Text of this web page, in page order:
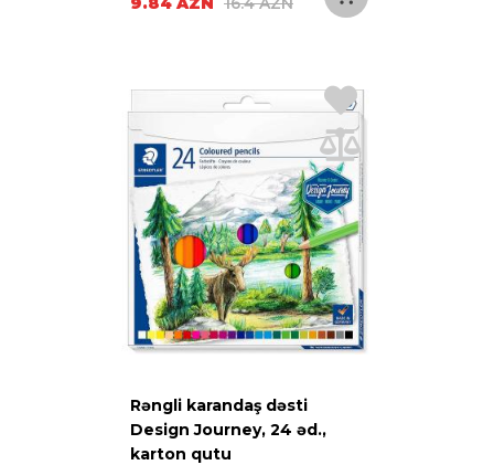
Rəngli karandaş dəsti
Design Journey, 24 əd.,
karton qutu